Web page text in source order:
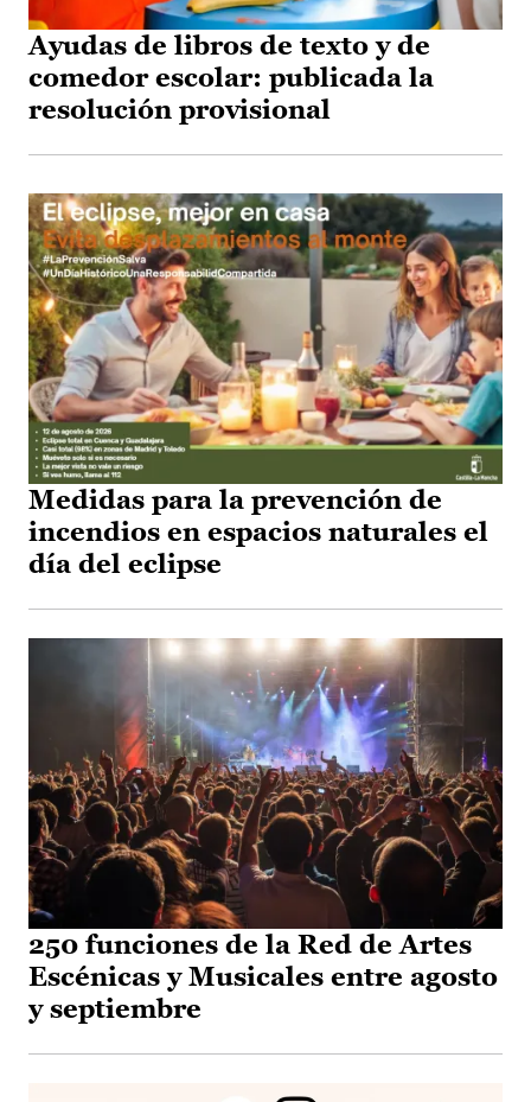
Ayudas de libros de texto y de
comedor escolar: publicada la
resolución provisional
Medidas para la prevención de
incendios en espacios naturales el
día del eclipse
250 funciones de la Red de Artes
Escénicas y Musicales entre agosto
y septiembre